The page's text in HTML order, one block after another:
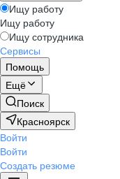
Ищу работу
Ищу работу
Ищу сотрудника
Сервисы
Помощь
Ещё
Поиск
Красноярск
Войти
Войти
Создать резюме